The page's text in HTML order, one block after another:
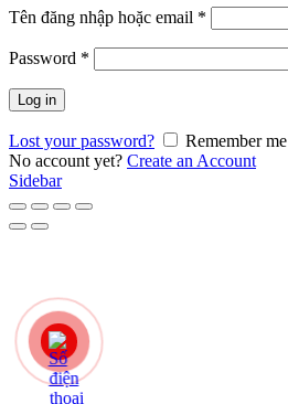
Tên đăng nhập hoặc email *
Password *
Log in
Lost your password?
Remember me
No account yet? Create an Account
Sidebar